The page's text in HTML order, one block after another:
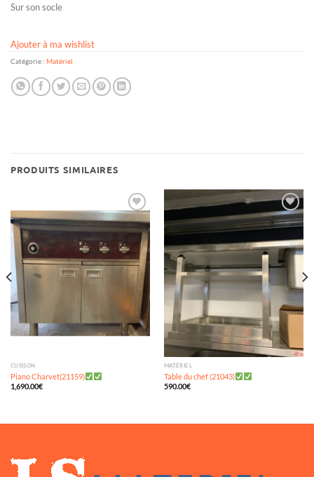
Sur son socle
Ajouter à ma wishlist
Catégorie : Matériel
PRODUITS SIMILAIRES
à ma
wishlist
CUISSON
Piano Charvet(21159)
1,690.00€
Ajouter
à ma
MATÉRIEL
Table du chef (21043)
590.00€